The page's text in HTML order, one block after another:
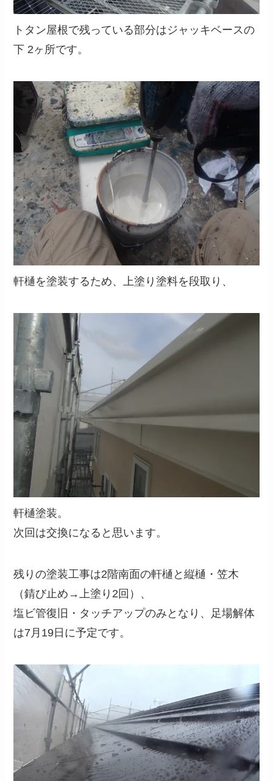
トタン屋根で残っている部分はジャッキベースの
下 2ヶ所です。
軒樋を塗装するため、上塗り塗料を段取り、
軒樋塗装。
次回は交換になると思います。
残りの塗装工事は2階南面の軒樋と縦樋・笠木
（錆び止め→上塗り2回）、
塩ビ管復旧・タッチアップのみとなり、足場解体
は7月19日に予定です。